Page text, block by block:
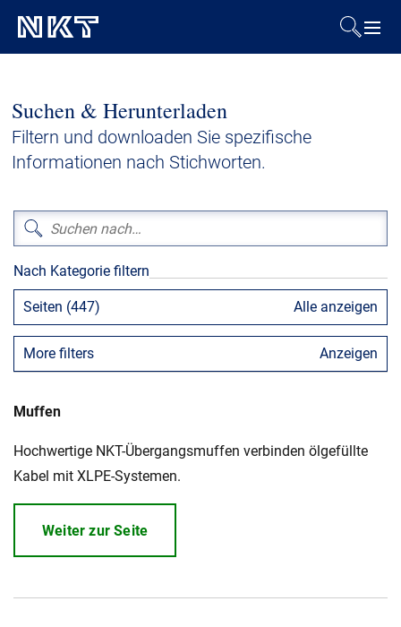
Referenzen
Presse & Events
Über uns
Nachhaltigkeit
Investoren Mediacenter
Suchen & Herunterladen
Filtern und downloaden Sie spezifische
Informationen nach Stichworten.
Nach Kategorie filtern
Seiten (447) Alle anzeigen
More filters Anzeigen
Muffen
Hochwertige NKT-Übergangsmuffen verbinden ölgefüllte
Kabel mit XLPE-Systemen.
Weiter zur Seite